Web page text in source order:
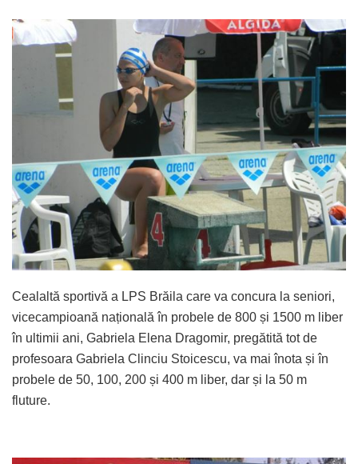
Cealaltă sportivă a LPS Brăila care va concura la seniori,
vicecampioană națională în probele de 800 și 1500 m liber
în ultimii ani, Gabriela Elena Dragomir, pregătită tot de
profesoara Gabriela Clinciu Stoicescu, va mai înota și în
probele de 50, 100, 200 și 400 m liber, dar și la 50 m
fluture.